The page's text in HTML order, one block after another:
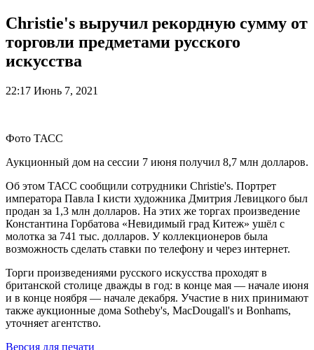
Christie's выручил рекордную сумму от
торговли предметами русского
искусства
22:17 Июнь 7, 2021
Фото ТАСС
Аукционный дом на сессии 7 июня получил 8,7 млн долларов.
Об этом ТАСС сообщили сотрудники Christie's. Портрет
императора Павла I кисти художника Дмитрия Левицкого был
продан за 1,3 млн долларов. На этих же торгах произведение
Константина Горбатова «Невидимый град Китеж» ушёл с
молотка за 741 тыс. долларов. У коллекционеров была
возможность сделать ставки по телефону и через интернет.
Торги произведениями русского искусства проходят в
британской столице дважды в год: в конце мая — начале июня
и в конце ноября — начале декабря. Участие в них принимают
также аукционные дома Sotheby's, MacDougall's и Bonhams,
уточняет агентство.
Версия для печати